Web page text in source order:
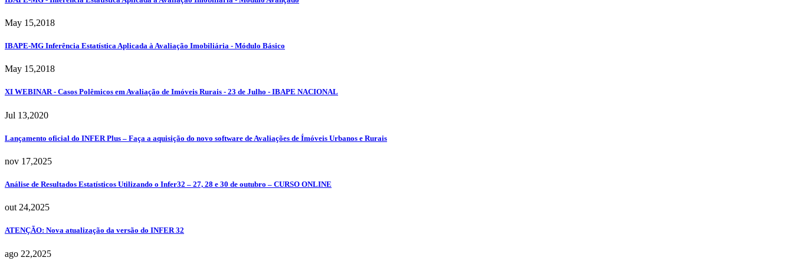
May 15,2018
IBAPE-MG Inferência Estatística Aplicada à Avaliação Imobiliária - Módulo Básico
May 15,2018
XI WEBINAR - Casos Polêmicos em Avaliação de Imóveis Rurais - 23 de Julho - IBAPE NACIONAL
Jul 13,2020
Lançamento oficial do INFER Plus – Faça a aquisição do novo software de Avaliações de Ímóveis Urbanos e Rurais
nov 17,2025
Análise de Resultados Estatísticos Utilizando o Infer32 – 27, 28 e 30 de outubro – CURSO ONLINE
out 24,2025
ATENÇÃO: Nova atualização da versão do INFER 32
ago 22,2025